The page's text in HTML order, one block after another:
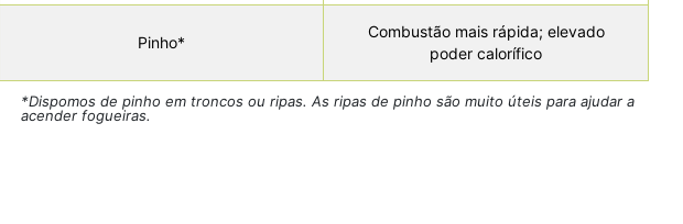
*Dispomos de pinho em troncos ou ripas. As ripas de pinho são muito úteis para ajudar a
acender fogueiras.
Pinho*
Combustão mais rápida; elevado
poder calorífico